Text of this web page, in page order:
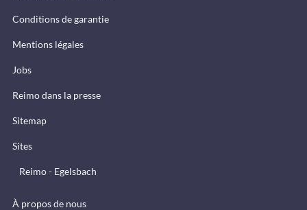
Conditions de garantie
Mentions légales
Jobs
Reimo dans la presse
Sitemap
Sites
Reimo - Egelsbach
À propos de nous